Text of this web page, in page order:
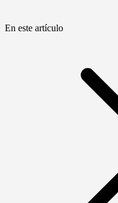
En este artículo